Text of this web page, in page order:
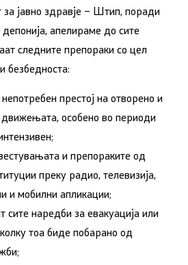
јавно здравје – Штип, поради
апелираме до сите
следните препораки со цел
безбедноста:
престој на отворено и
движењата, особено во периоди
и препораките од
преку радио, телевизија,
и мобилни апликации;
сите наредби за евакуација или
тоа биде побарано од